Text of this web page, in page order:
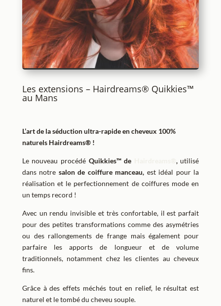
Les extensions – Hairdreams® Quikkies™
au Mans
L’art de la séduction ultra-rapide en cheveux 100%
naturels Hairdreams® !
Le nouveau procédé Quikkies™ de ,utilisé
dans notre salon de coiffure manceau, est idéal pour la
réalisation et le perfectionnement de coiffures mode en
un temps record !
Avec un rendu invisible et très confortable, il est parfait
pour des petites transformations comme des asymétries
ou des rallongements de frange mais également pour
parfaire les apports de longueur et de volume
traditionnels, notamment chez les clientes au cheveux
fins.
Grâce à des effets méchés tout en relief, le résultat est
naturel et le tombé du cheveu souple.